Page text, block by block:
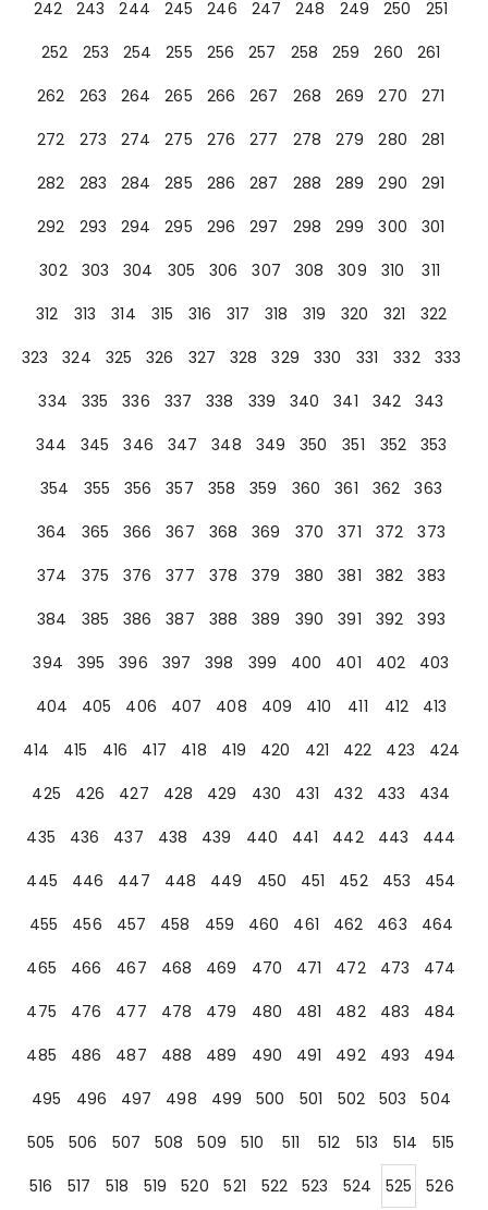
242
243 244 245 246 247 248 249 250
251
252
253 254 255 256 257 258 259 260
261
262
263 264 265 266 267 268 269 270
271
272
273 274 275 276 277 278 279 280
281
282
283 284 285 286 287 288 289 290
291
292
293 294 295 296 297 298 299 300
301
302
303 304 305 306 307 308 309 310
311
312
313 314 315 316 317 318 319 320 321
322
323
324 325 326 327 328 329 330 331 332
333
334
335 336 337 338 339 340 341 342
343
344
345 346 347 348 349 350 351 352
353
354
355 356 357 358 359 360 361 362
363
364
365 366 367 368 369 370 371 372
373
374
375 376 377 378 379 380 381 382
383
384
385 386 387 388 389 390 391 392
393
394
395 396 397 398 399 400 401 402
403
404
405 406 407 408 409 410 411 412
413
414
415 416 417 418 419 420 421 422 423
424
425
426 427 428 429 430 431 432 433
434
435
436 437 438 439 440 441 442 443
444
445
446 447 448 449 450 451 452 453
454
455
456 457 458 459 460 461 462 463
464
465
466 467 468 469 470 471 472 473
474
475
476 477 478 479 480 481 482 483
484
485
486 487 488 489 490 491 492 493
494
495
496 497 498 499 500 501 502 503
504
505
506 507 508 509 510 511 512 513 514
515
516
517 518 519 520 521 522 523 524 525 526